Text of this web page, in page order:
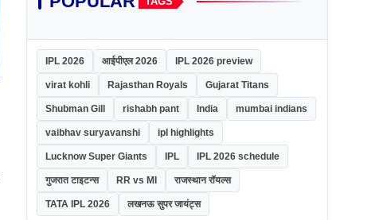
IPL 2026 आईपीएल 2026 IPL 2026 preview
virat kohli Rajasthan Royals Gujarat Titans
Shubman Gill rishabh pant India mumbai indians
vaibhav suryavanshi ipl highlights
Lucknow Super Giants IPL IPL 2026 schedule
गुजरात टाइटन्स RR vs MI राजस्थान रॉयल्स
TATA IPL 2026 लखनऊ सुपर जायंट्स